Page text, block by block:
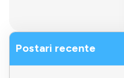
Postari recente